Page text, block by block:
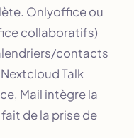
Onlyoffice ou
collaboratifs)
contacts
Talk
Mail intègre la
de la prise de